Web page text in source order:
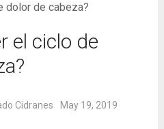
dolor de cabeza?
el ciclo de
Cidranes May 19, 2019